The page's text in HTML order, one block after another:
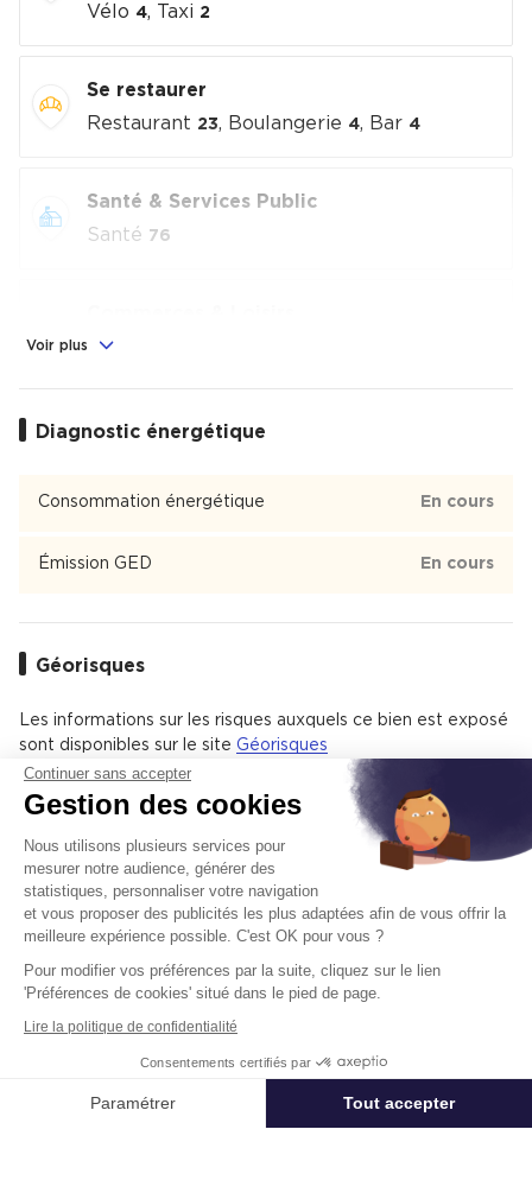
Vélo 4, Taxi 2
Se restaurer
Restaurant 23, Boulangerie 4, Bar 4
Santé & Services Public
Santé 76
Alimentation
8ème arrondissement de Paris dont 37 % des habitants sont
Hoche - Friedland est un quartier animé avec 99 %
Il y a 610 commerces de proximité dont des commerces,
des restaurants et un hypermarché.
Le quartier est bien desservi en transports en commun avec
52 % de ménages ne possédant pas de voiture et il y a de
Voir plus
Diagnostic énergétique
Consommation énergétique En cours
Émission GED En cours
Géorisques
Les informations sur les risques auxquels ce bien est exposé
sont disponibles sur le site Géorisques
Location de bureaux
Continuer sans accepter
Gestion des cookies
Nous utilisons plusieurs services pour
mesurer notre audience, générer des
statistiques, personnaliser votre navigation
et vous proposer des publicités les plus adaptées afin de vous offrir la
meilleure expérience possible. C'est OK pour vous ?
Pour modifier vos préférences par la suite, cliquez sur le lien
'Préférences de cookies' situé dans le pied de page.
Lire la politique de confidentialité
Consentements certifiés par
Paramétrer
Tout accepter